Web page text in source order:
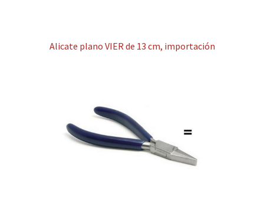
Alicate plano VIER de 13 cm, importación